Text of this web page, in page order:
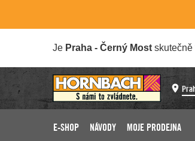
Je Praha - Černý Most
E-SHOP NÁVODY MOJE PRODEJNA